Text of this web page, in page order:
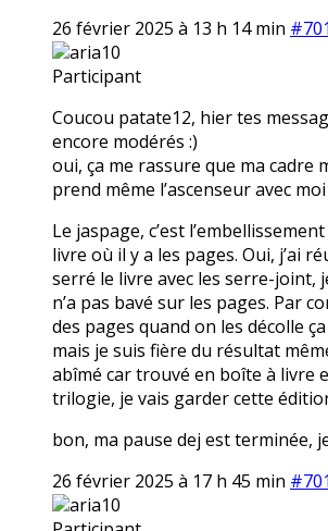
26 février 2025 à 13 h 14 min
aria10
Participant
Coucou patate12, hier tes
encore modérés :)
oui, ça me rassure que ma cadre
prend même l’ascenseur avec
Le jaspage, c’est
livre où il y a les pages. Oui, j’ai
serré le livre avec les serre-joint,
n’a pas bavé sur les pages. Par
des pages quand on les décolle
mais je suis fière du résultat
abîmé car trouvé en boîte à livre
trilogie, je vais garder cette
bon, ma pause dej est terminée,
26 février 2025 à 17 h 45 min
aria10